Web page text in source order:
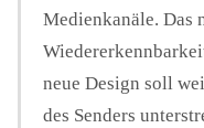
Medienkanäle. Das
neue Design soll
des Senders